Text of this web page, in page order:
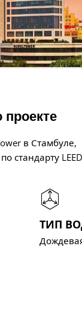
в Стамбуле,
стандарту
ТИП